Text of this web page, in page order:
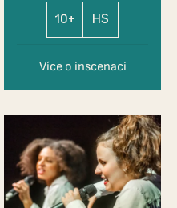
10+
HS
Více o inscenaci